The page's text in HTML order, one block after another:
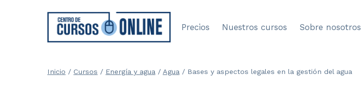
Precios Nuestros cursos Sobre nosotros
Inicio / Cursos / Energía y agua / Agua / Bases y aspectos legales en la gestión del agua